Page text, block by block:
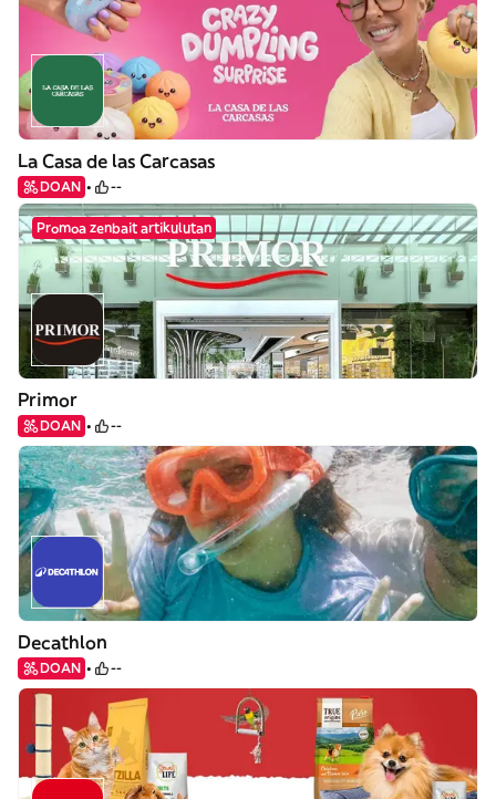
La Casa de las Carcasas
DOAN --
Promoa zenbait artikulutan
Primor
DOAN --
Decathlon
DOAN --